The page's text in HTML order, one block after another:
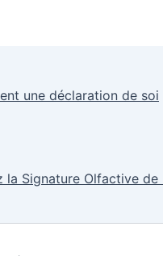
une déclaration de soi
la Signature Olfactive